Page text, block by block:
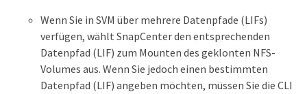
Wenn Sie in SVM über mehrere Datenpfade (LIFs)
verfügen, wählt SnapCenter den entsprechenden
Datenpfad (LIF) zum Mounten des geklonten NFS-
Volumes aus. Wenn Sie jedoch einen bestimmten
Datenpfad (LIF) angeben möchten, müssen Sie die CLI